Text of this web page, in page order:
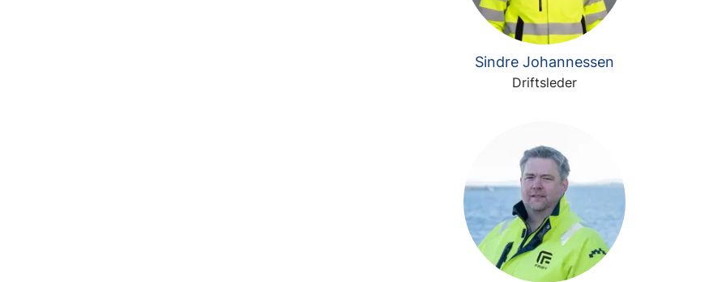
Sindre Johannessen
Driftsleder